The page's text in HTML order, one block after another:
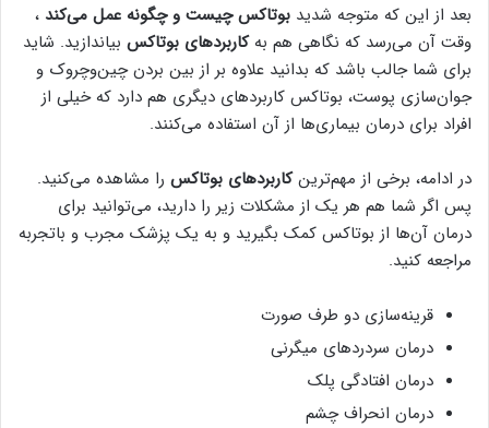
بعد از این که متوجه شدید بوتاکس چیست و چگونه عمل می‌کند ،
وقت آن می‌رسد که نگاهی هم بهکاربردهای بوتاکس بیاندازید. شاید
برای شما جالب باشد که بدانید علاوه بر از بین بردن چین‌وچروک و
جوان‌سازی پوست، بوتاکس کاربردهای دیگری هم دارد که خیلی از
افراد برای درمان بیماری‌ها از آن استفاده می‌کنند.
در ادامه، برخی از مهم‌ترینکاربردهای بوتاکس را مشاهده می‌کنید.
پس اگر شما هم هر یک از مشکلات زیر را دارید، می‌توانید برای
درمان آن‌ها از بوتاکس کمک بگیرید و به یک پزشک مجرب و باتجربه
مراجعه کنید.
قرینه‌سازی دو طرف صورت
درمان سردردهای میگرنی
درمان افتادگی پلک
درمان انحراف چشم